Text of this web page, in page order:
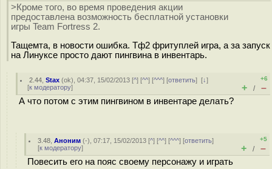
>Кроме того, во время проведения акции
предоставлена возможность бесплатной установки
игры Team Fortress 2.
Тащемта, в новости ошибка. Тф2 фритуплей игра, а за запуск
на Линуксе просто дают пингвина в инвентарь.
2.44 ,Stax (ok), 04:37, 15/02/2013 [^] [^^] [^^^] [ответить][↓]
[к модератору]
+6
+ / –
А что потом с этим пингвином в инвентаре делать?
3.48 ,Аноним (-), 07:17, 15/02/2013 [^] [^^] [^^^] [ответить]
[к модератору]
+5
+ / –
Повесить его на пояс своему персонажу и играть